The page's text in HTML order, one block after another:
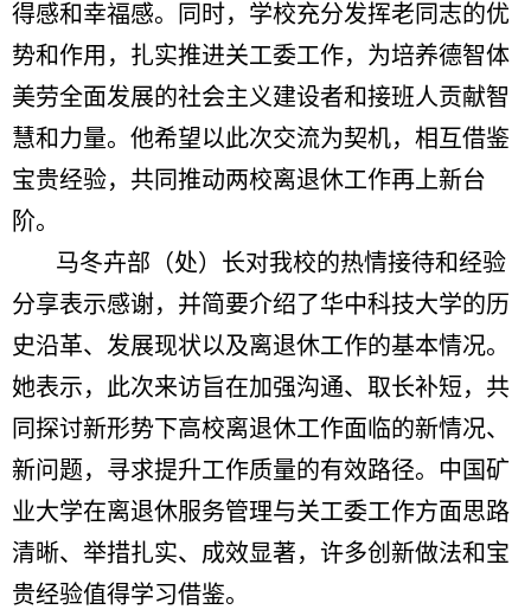
得感和幸福感。同时，学校充分发挥老同志的优
势和作用，扎实推进关工委工作，为培养德智体
美劳全面发展的社会主义建设者和接班人贡献智
慧和力量。他希望以此次交流为契机，相互借鉴
宝贵经验，共同推动两校离退休工作再上新台
阶。
马冬卉部（处）长对我校的热情接待和经验
分享表示感谢，并简要介绍了华中科技大学的历
史沿革、发展现状以及离退休工作的基本情况。
她表示，此次来访旨在加强沟通、取长补短，共
同探讨新形势下高校离退休工作面临的新情况、
新问题，寻求提升工作质量的有效路径。中国矿
业大学在离退休服务管理与关工委工作方面思路
清晰、举措扎实、成效显著，许多创新做法和宝
贵经验值得学习借鉴。